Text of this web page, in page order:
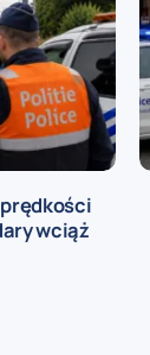
wciąż